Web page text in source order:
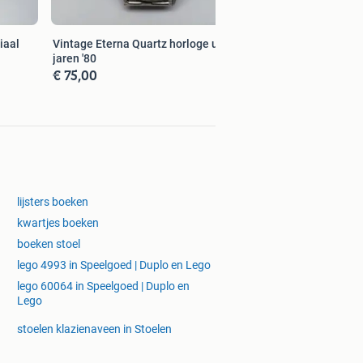
Vintage Eterna Quartz horloge uit de
jaren '80
€ 75,00
lijsters boeken
kwartjes boeken
boeken stoel
lego 4993 in Speelgoed | Duplo en Lego
lego 60064 in Speelgoed | Duplo en
Lego
stoelen klazienaveen in Stoelen